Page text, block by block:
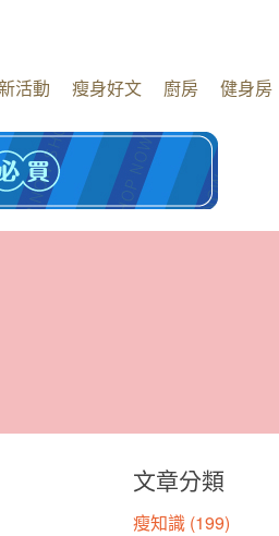
活動 瘦身好文 廚房 健身房
文章分類
瘦知識 (199)